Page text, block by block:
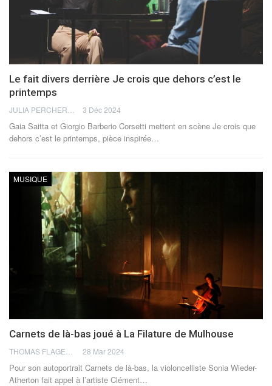
Le fait divers derrière Je crois que dehors c’est le
printemps
3 Déc 2024
Gaia Saitta et Giorgio Barberio Corsetti mettent en scène Je crois que
dehors c’est le printemps, pièce inspirée…
MUSIQUE
Carnets de là-bas joué à La Filature de Mulhouse
28 Mar 2024
Pour son autoportrait Carnets de là-bas, la violoncelliste Sonia Wieder-
Atherton fait appel à l’artiste Clément…